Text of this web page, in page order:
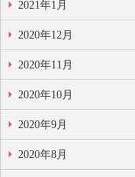
2021年1月
2020年12月
2020年11月
2020年10月
2020年9月
2020年8月